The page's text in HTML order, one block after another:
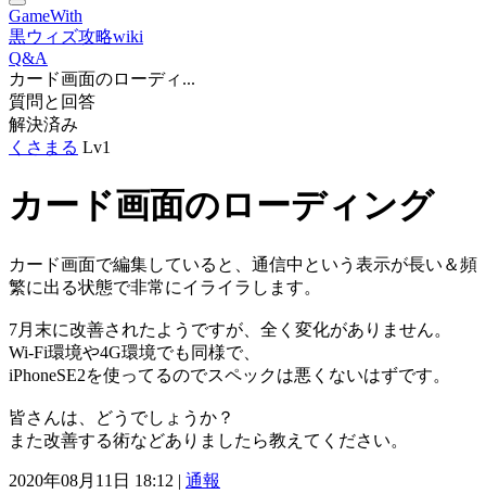
GameWith
黒ウィズ攻略wiki
Q&A
カード画面のローディ...
質問と回答
解決済み
くさまる Lv1
カード画面のローディング
カード画面で編集していると、通信中という表示が長い＆頻
繁に出る状態で非常にイライラします。
7月末に改善されたようですが、全く変化がありません。
Wi-Fi環境や4G環境でも同様で、
iPhoneSE2を使ってるのでスペックは悪くないはずです。
皆さんは、どうでしょうか？
また改善する術などありましたら教えてください。
2020年08月11日 18:12 | 通報